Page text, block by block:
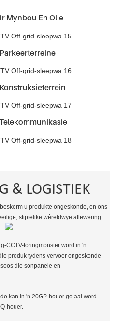
Mynbou En Olie
& LOGISTIEK
u produkte ongeskonde, en ons
stiptelike wêreldwye aflewering.
CCTV-toringmonster word in 'n
produk tydens vervoer ongeskonde
die sonpanele en
kan in 'n 20GP-houer gelaai word.
houer.